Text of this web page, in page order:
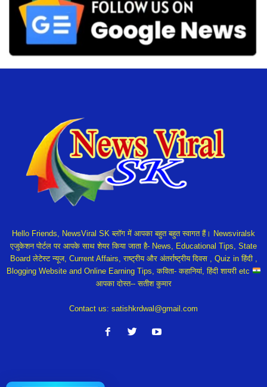
Hello Friends, NewsViral SK ब्लॉग में आपका बहुत बहुत स्वागत हैं। Newsviralsk
एजुकेशन पोर्टल पर आपके साथ शेयर किया जाता है- News, Educational Tips, State
Board लेटेस्ट न्यूज, Current Affairs, राष्ट्रीय और अंतर्राष्ट्रीय दिवस , Quiz in हिंदी ,
Blogging Website and Online Earning Tips, कविता- कहानियां, हिंदी शायरी etc
आपका दोस्त-- सतीश कुमार
Contact us: satishkrdwal@gmail.com